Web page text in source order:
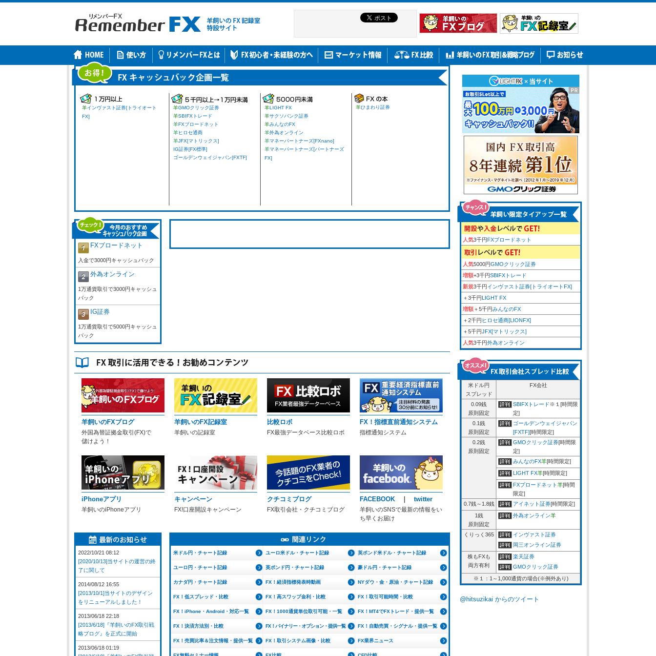
羊インヴァスト証券[トライオート
FX]
羊GMOクリック証券
羊SBIFXトレード
羊FXブロードネット
羊ヒロセ通商
羊JFX[マトリックス]
IG証券[FX標準]
ゴールデンウェイジャパン[FXTF]
羊LIGHT FX
羊サクソバンク証券
羊みんなのFX
羊外為オンライン
羊マネーパートナーズ[FXnano]
羊マネーパートナーズ[パートナーズ
FX]
羊ひまわり証券
FXブロードネット
入金で3000円キャッシュバック
外為オンライン
1万通貨取引で3000円キャッシュ
バック
IG証券
1万通貨取引で5000円キャッシュ
バック
羊飼いのFXブログ
外国為替証拠金取引(FX)で
儲けよう！
羊飼いのFX記録室
羊飼いの記録室
比較ロボ
FX最強データベース比較ロボ
FX！指標直前通知システム
指標通知システム
iPhoneアプリ
羊飼いのiPhoneアプリ
キャンペーン
FX!口座開設キャンペーン
クチコミブログ
FX取引会社・クチコミブログ
FACEBOOK twitter
羊飼いのSNSで最新の情報をい
ち早くお届け
米ドル円・チャート記録 ユーロ米ドル・チャート記録 英ポンド米ドル・チャート記録
ユーロ円・チャート記録 英ポンド円・チャート記録 豪ドル円・チャート記録
カナダ円・チャート記録 FX！経済指標発表時動画 NYダウ・金・原油・チャート記録
FX！低スプレッド・比較 FX！高スワップ金利・比較 FX！取引可能時間・比較
FX！iPhone・Android・対応一覧 FX！1000通貨単位取引可能・一覧 FX！MT4でFXトレード・提供一覧
FX！決済方法別・比較 FX！バイナリー・オプション・提供一覧 FX！自動売買・シグナル・提供一覧
FX！売買比率＆注文情報・提供一覧 FX！取引システム画像・比較 FX業界ニュース
2022/10/21 08:12
[2020/10/13]当サイトの運営の終
了に関して
2014/08/12 16:55
[2013/10/1]当サイトのデザイン
をリニューアルしました！
2013/06/18 22:18
[2013/6/18]『羊飼いのFX取引戦
略ブログ』を正式に開始
2013/06/18 01:19
人気3千円FXブロードネット
人気5000円GMOクリック証券
増額+3千円SBIFXトレード
新規3千円インヴァスト証券[トライオートFX]
＋3千円LIGHT FX
増額＋5千円みんなのFX
＋2千円 ヒロセ通商[LIONFX]
＋5千円JFX[マトリックス]
人気3千円外為オンライン
米ドル円
スプレッド
FX会社
0.09銭
原則固定
SBIFXトレード※１[時間限
定]
0.1銭
原則固定
ゴールデンウェイジャパン
[FXTF][時間限定]
0.2銭
原則固定
GMOクリック証券[時間限
定]
みんなのFX羊[時間限定]
LIGHT FX羊[時間限定]
FXブロードネット羊[時間
限定]
0.7銭～1.8銭
アイネット証券[時間限定]
1銭
原則固定
外為オンライン羊
くりっく365
インヴァスト証券
岡三オンライン証券
株もFXも
両方有利
楽天証券
GMOクリック証券
※１：1～1,000通貨の場合(※例外あり)
@hitsuzikai からのツイート